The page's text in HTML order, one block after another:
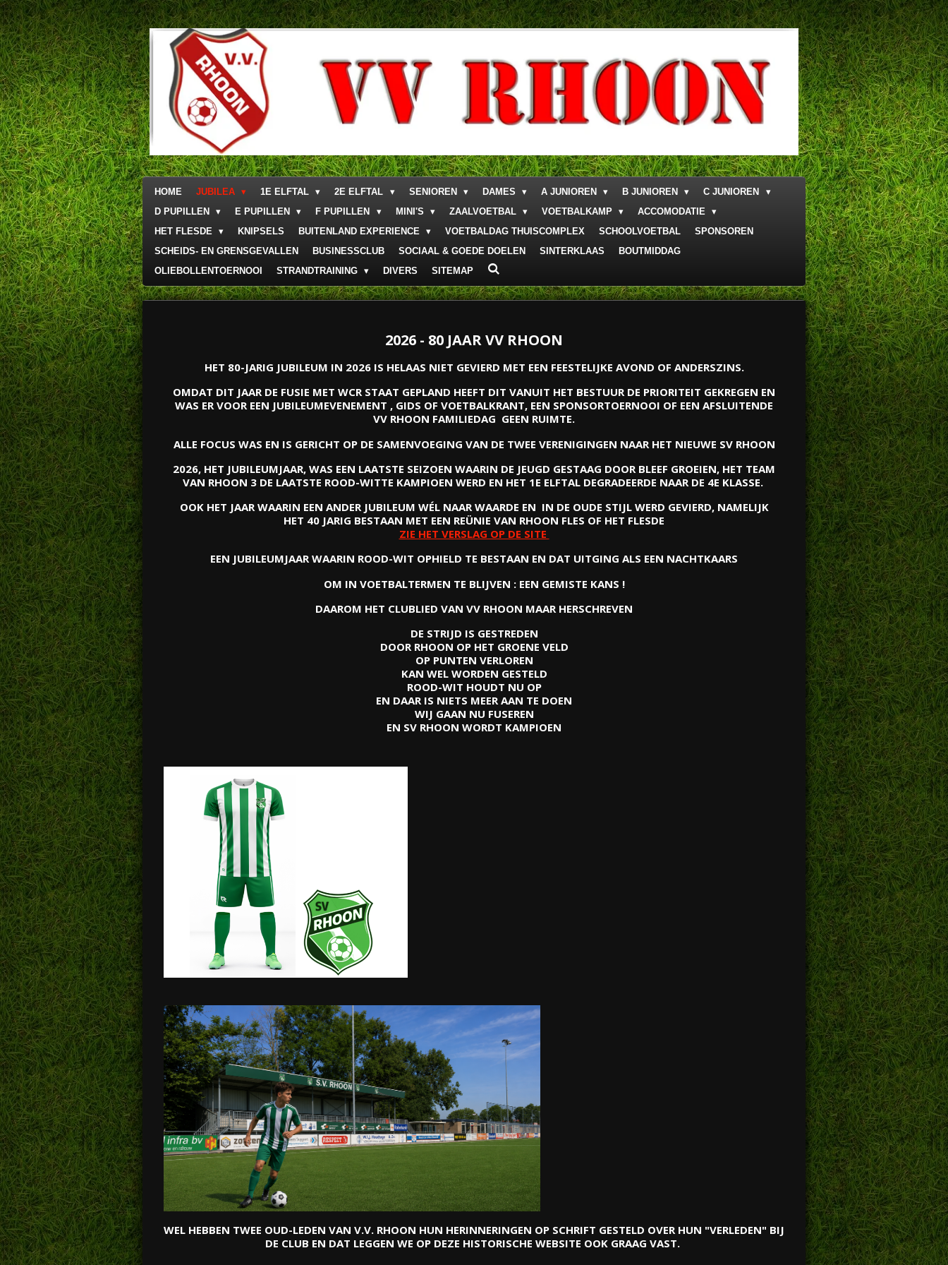
Ga
direct
naar
de
hoofdinhoud
HOME JUBILEA 1E ELFTAL 2E ELFTAL SENIOREN DAMES A JUNIOREN B JUNIOREN
C JUNIOREN
D PUPILLEN
E PUPILLEN F PUPILLEN MINI'S ZAALVOETBAL VOETBALKAMP
ACCOMODATIE
HET FLESDE
KNIPSELS BUITENLAND EXPERIENCE VOETBALDAG THUISCOMPLEX SCHOOLVOETBAL
SPONSOREN
SCHEIDS- EN GRENSGEVALLEN
BUSINESSCLUB SOCIAAL & GOEDE DOELEN SINTERKLAAS
BOUTMIDDAG
OLIEBOLLENTOERNOOI
STRANDTRAINING DIVERS SITEMAP
2026 - 80 JAAR VV RHOON
HET 80-JARIG JUBILEUM IN 2026 IS HELAAS NIET GEVIERD MET EEN FEESTELIJKE AVOND OF ANDERSZINS.
OMDAT DIT JAAR DE FUSIE MET WCR STAAT GEPLAND HEEFT DIT VANUIT HET BESTUUR DE PRIORITEIT GEKREGEN EN
WAS ER VOOR EEN JUBILEUMEVENEMENT , GIDS OF VOETBALKRANT, EEN SPONSORTOERNOOI OF EEN AFSLUITENDE
VV RHOON FAMILIEDAG GEEN RUIMTE.
ALLE FOCUS WAS EN IS GERICHT OP DE SAMENVOEGING VAN DE TWEE VERENIGINGEN NAAR HET NIEUWE SV RHOON
2026, HET JUBILEUMJAAR, WAS EEN LAATSTE SEIZOEN WAARIN DE JEUGD GESTAAG DOOR BLEEF GROEIEN, HET TEAM
VAN RHOON 3 DE LAATSTE ROOD-WITTE KAMPIOEN WERD EN HET 1E ELFTAL DEGRADEERDE NAAR DE 4E KLASSE.
OOK HET JAAR WAARIN EEN ANDER JUBILEUM WÉL NAAR WAARDE EN IN DE OUDE STIJL WERD GEVIERD, NAMELIJK
HET 40 JARIG BESTAAN MET EEN REÜNIE VAN RHOON FLES OF HET FLESDE
ZIE HET VERSLAG OP DE SITE
EEN JUBILEUMJAAR WAARIN ROOD-WIT OPHIELD TE BESTAAN EN DAT UITGING ALS EEN NACHTKAARS
OM IN VOETBALTERMEN TE BLIJVEN : EEN GEMISTE KANS !
DAAROM HET CLUBLIED VAN VV RHOON MAAR HERSCHREVEN
DE STRIJD IS GESTREDEN
DOOR RHOON OP HET GROENE VELD
OP PUNTEN VERLOREN
KAN WEL WORDEN GESTELD
ROOD-WIT HOUDT NU OP
EN DAAR IS NIETS MEER AAN TE DOEN
WIJ GAAN NU FUSEREN
EN SV RHOON WORDT KAMPIOEN
WEL HEBBEN TWEE OUD-LEDEN VAN V.V. RHOON HUN HERINNERINGEN OP SCHRIFT GESTELD OVER HUN "VERLEDEN" BIJ
DE CLUB EN DAT LEGGEN WE OP DEZE HISTORISCHE WEBSITE OOK GRAAG VAST.